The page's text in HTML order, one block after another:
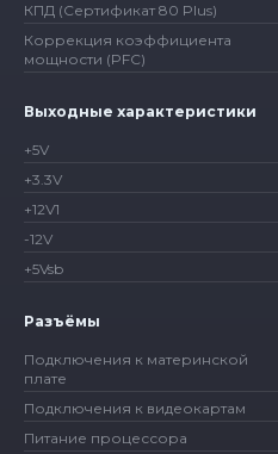
КПД (Сертификат 80 Plus)
Коррекция коэффициента
мощности (PFC)
Выходные характеристики
+5V
+3.3V
+12V1
-12V
+5Vsb
Разъёмы
Подключения к материнской
плате
Подключения к видеокартам
Питание процессора